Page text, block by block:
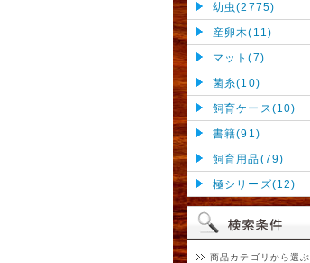
幼虫(2775)
産卵木(11)
マット(7)
菌糸(10)
飼育ケース(10)
書籍(91)
飼育用品(79)
極シリーズ(12)
商品カテゴリから選ぶ